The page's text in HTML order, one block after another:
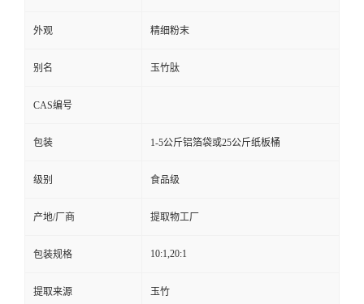
外观 精细粉末
别名 玉竹肽
CAS编号
包装 1-5公斤铝箔袋或25公斤纸板桶
级别 食品级
产地/厂商 提取物工厂
包装规格 10:1,20:1
提取来源 玉竹